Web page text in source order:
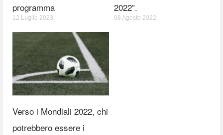
programma
12 Luglio 2023
2022”.
08 Agosto 2022
Verso i Mondiali 2022, chi
potrebbero essere i